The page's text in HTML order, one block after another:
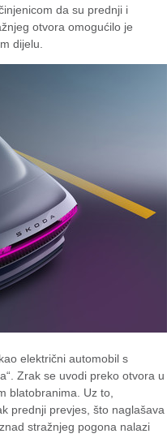
da su prednji i
otvora omogućilo je
dijelu.
električni automobil s
Zrak se uvodi preko otvora u
blatobranima. Uz to,
prednji prevjes, što naglašava
stražnjeg pogona nalazi